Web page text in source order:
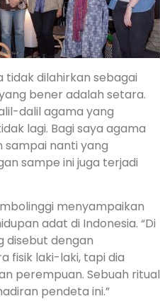
tidak dilahirkan sebagai
bener adalah setara.
dalil agama yang
lagi. Bagi saya agama
sampai nanti yang
sampe ini juga terjadi
menyampaikan
adat di Indonesia. “Di
disebut dengan
fisik laki-laki, tapi dia
perempuan. Sebuah ritual
pendeta ini.”